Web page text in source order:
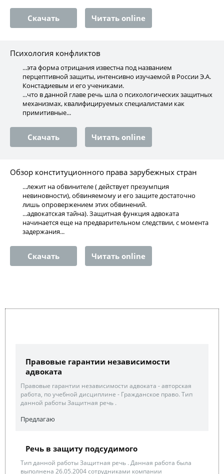
Скачать Читать online
Психология конфликтов
...эта форма отрицания известна под названием
перцептивной защиты, интенсивно изучаемой в России Э.А.
Констадиевым и его учениками.
...что в данной главе речь шла о психологических защитных
механизмах, квалифицируемых специалистами как
примитивные...
Скачать Читать online
Обзор конституционного права зарубежных стран
...лежит на обвинителе ( действует презумпция
невиновности), обвиняемому и его защите достаточно
лишь опровержением этих обвинений.
...адвокатская тайна). Защитная функция адвоката
начинается еще на предварительном следствии, с момента
задержания...
Скачать Читать online
Правовые гарантии независимости
адвоката
Правовые гарантии независимости адвоката - авторская
работа, по учебной дисциплине - Гражданское право. Тип
данной работы Защитная речь .
Предлагаю
Речь в защиту подсудимого
Тип данной работы Защитная речь . Данная работа была
выполнена 26.05.2004 сотрудниками компании